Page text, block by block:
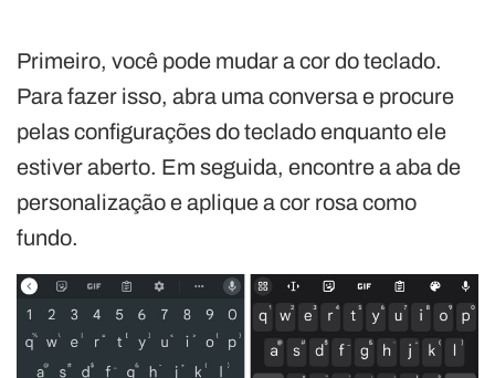
Primeiro, você pode mudar a cor do teclado.
Para fazer isso, abra uma conversa e procure
pelas configurações do teclado enquanto ele
estiver aberto. Em seguida, encontre a aba de
personalização e aplique a cor rosa como
fundo.